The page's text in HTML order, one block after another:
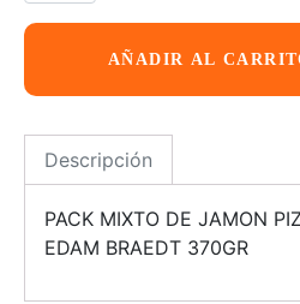
AÑADIR AL
Descripción
PACK MIXTO DE JAMON
EDAM BRAEDT 370GR